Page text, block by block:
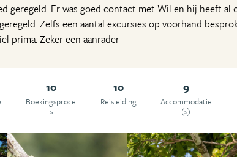
geregeld. Er was goed contact met Wil en hij heeft al
Zelfs een aantal excursies op voorhand
prima. Zeker een aanrader
10
Boekingsproce
s
10
Reisleiding
9
Accommodatie
(s)